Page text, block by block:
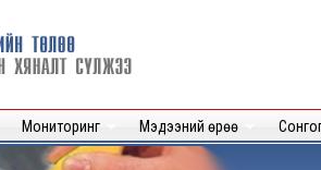
Мониторинг Мэдээний өрөө